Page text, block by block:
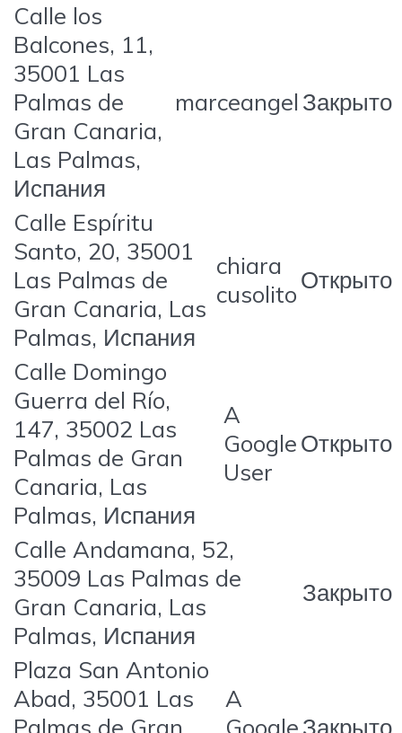
Calle los
Balcones, 11,
35001 Las
Palmas de
Gran Canaria,
Las Palmas,
Испания
marceangel Закрыто
Calle Espíritu
Santo, 20, 35001
Las Palmas de
Gran Canaria, Las
Palmas, Испания
chiara
cusolitoОткрыто
Calle Domingo
Guerra del Río,
147, 35002 Las
Palmas de Gran
Canaria, Las
Palmas, Испания
A
Google
User
Открыто
Calle Andamana, 52,
35009 Las Palmas de
Gran Canaria, Las
Palmas, Испания
Закрыто
Plaza San Antonio
Abad, 35001 Las
Palmas de Gran
A
GoogleЗакрыто